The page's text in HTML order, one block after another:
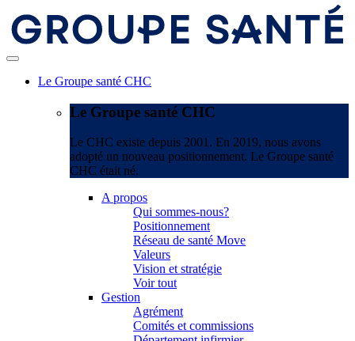
Le Groupe santé CHC
Le Groupe santé CHC
Le CHC existe depuis 2001. En 2019, nous avons
adopté un nouveau positionnement. Le Groupe santé
CHC était né.
A propos
Qui sommes-nous?
Positionnement
Réseau de santé Move
Valeurs
Vision et stratégie
Voir tout
Gestion
Agrément
Comités et commissions